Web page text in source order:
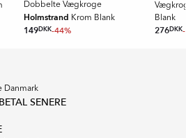
Dobbelte Vægkroge
Holmstrand Krom Blank
149DKK-44%
Blank
276DKK
Danmark
SENERE